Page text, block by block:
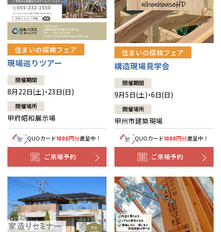
住まいの探検フェア
現場巡りツアー
開催期間
8月22日(土)・23日(日)
開催場所
甲府昭和展示場
QUOカード1000円分進呈中！
ご来場予約
住まいの探検フェア
構造現場見学会
開催期間
9月5日(土)・6日(日)
開催場所
甲州市建築現場
QUOカード1000円分進呈中！
ご来場予約